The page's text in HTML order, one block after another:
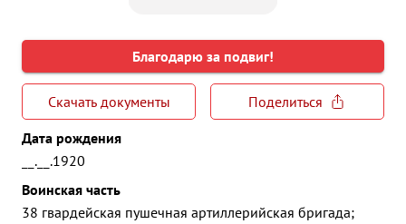
Благодарю за подвиг!
Скачать документы
Поделиться
Дата рождения
__.__.1920
Воинская часть
38 гвардейская пушечная артиллерийская бригада;